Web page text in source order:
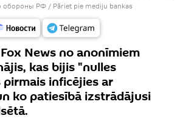
обороны РФ / Pāriet pie mediju bankas
News no anonīmiem
kas bijis "nulles
inficējies ar
ko patiesībā izstrādājusi